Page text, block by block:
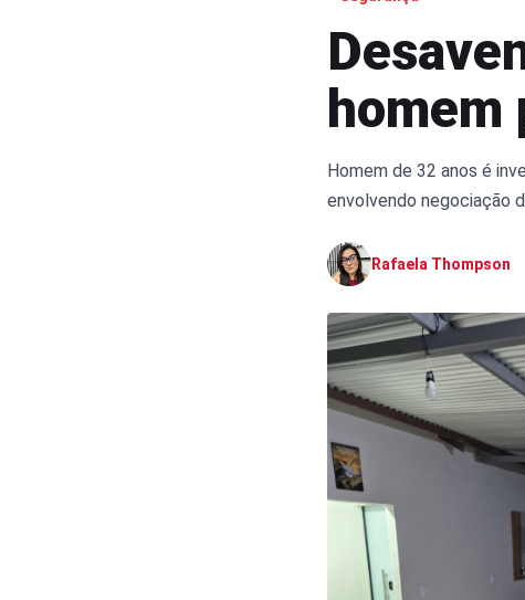
homem
Homem de 32 anos é
envolvendo negociação
Rafaela Thompson